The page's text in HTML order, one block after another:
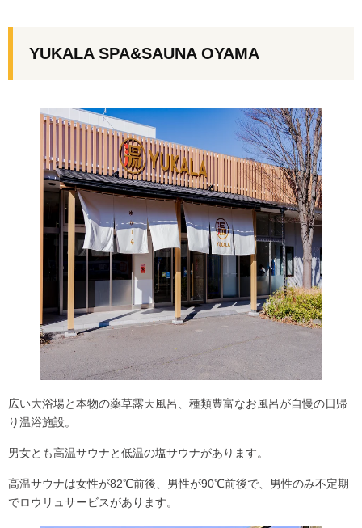
YUKALA SPA&SAUNA OYAMA
広い大浴場と本物の薬草露天風呂、種類豊富なお風呂が自慢の日帰
り温浴施設。
男女とも高温サウナと低温の塩サウナがあります。
高温サウナは女性が82℃前後、男性が90℃前後で、男性のみ不定期
でロウリュサービスがあります。